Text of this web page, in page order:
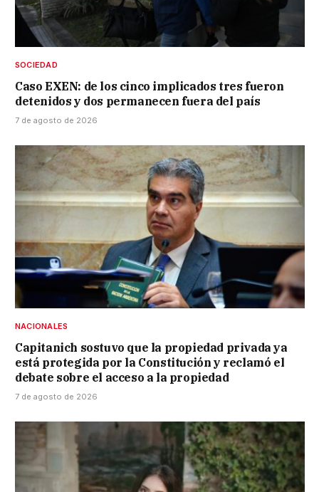
SOCIEDAD
Caso EXEN: de los cinco implicados tres fueron
detenidos y dos permanecen fuera del país
7 de agosto de 2026
NACIONALES
Capitanich sostuvo que la propiedad privada ya
está protegida por la Constitución y reclamó el
debate sobre el acceso a la propiedad
7 de agosto de 2026